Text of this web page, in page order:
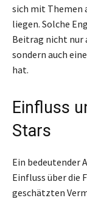
sich mit Themen
liegen. Solche
Beitrag nicht nur
sondern auch
hat.
Einfluss
Stars
Ein bedeutender
Einfluss über die
geschätzten